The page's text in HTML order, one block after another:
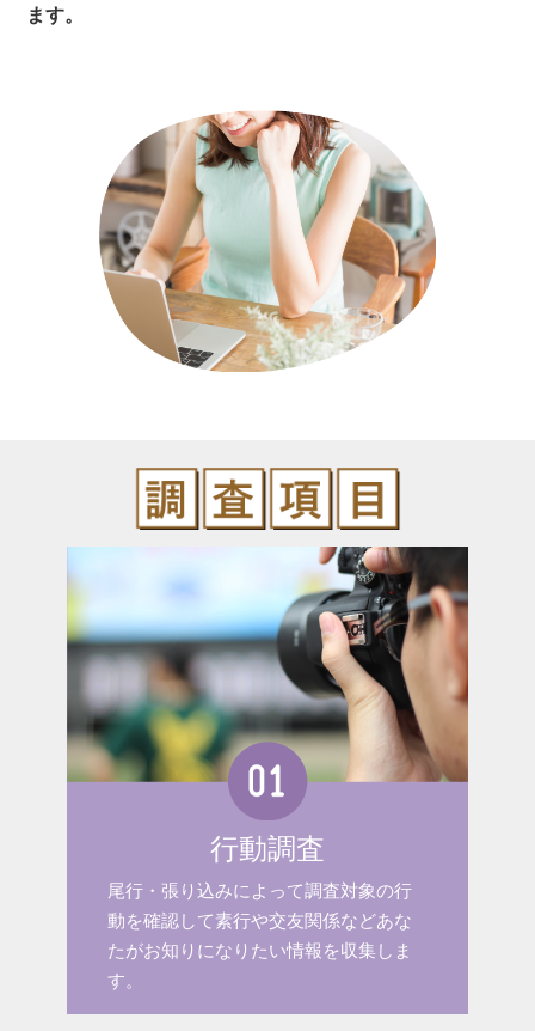
ます。
行動調査
尾行・張り込みによって調査対象の行
動を確認して素行や交友関係などあな
たがお知りになりたい情報を収集しま
す。